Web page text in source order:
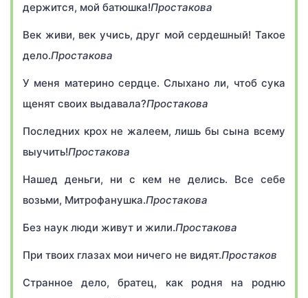
держится, мой батюшка!Простакова
Век живи, век учись, друг мой сердешный! Такое
дело.Простакова
У меня материно сердце. Слыхано ли, чтоб сука
щенят своих выдавала?Простакова
Последних крох не жалеем, лишь бы сына всему
выучить!Простакова
Нашед деньги, ни с кем не делись. Все себе
возьми, Митрофанушка.Простакова
Без наук люди живут и жили.Простакова
При твоих глазах мои ничего не видят.Простаков
Странное дело, братец, как родня на родню